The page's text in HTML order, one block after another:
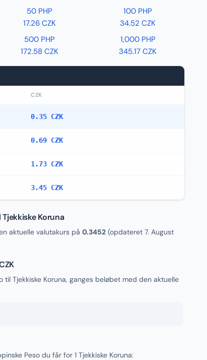
50 PHP
17.26 CZK
100 PHP
34.52 CZK
500 PHP
172.58 CZK
1,000 PHP
345.17 CZK
CZK
0.35 CZK
0.69 CZK
1.73 CZK
3.45 CZK
Koruna
aktuelle valutakurs på 0.3452 (opdateret 7. August
til Tjekkiske Koruna, ganges beløbet med den aktuelle
Peso du får for 1 Tjekkiske Koruna: